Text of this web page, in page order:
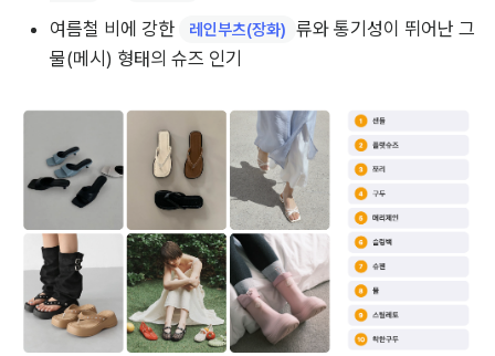
여름철 비에 강한
레인부츠(장화) 류와 통기성이 뛰어난 그
물(메시) 형태의 슈즈 인기